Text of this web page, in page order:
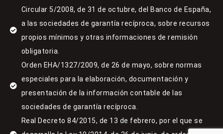
Circular 5/2008, de 31 de octubre, del Banco de España,
a las sociedades de garantía recíproca, sobre recursos
propios mínimos y otras informaciones de remisión
obligatoria.
Orden EHA/1327/2009, de 26 de mayo, sobre normas
especiales para la elaboración, documentación y
presentación de la información contable de las
sociedades de garantía recíproca.
Real Decreto 84/2015, de 13 de febrero, por el que se